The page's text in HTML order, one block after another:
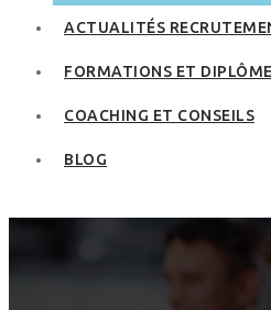
ACTUALITÉS
FORMATIONS ET
COACHING ET CONSEILS
BLOG